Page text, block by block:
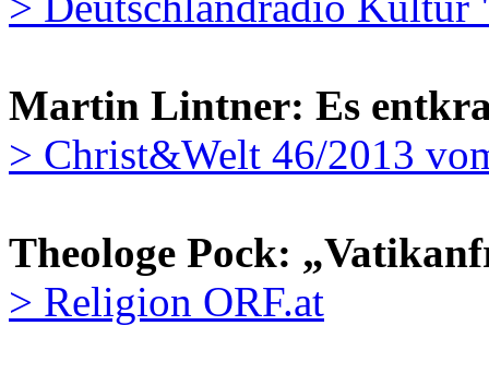
Martin Lintner: Es
> Christ&Welt 46/2013
Theologe Pock:
> Religion ORF.at